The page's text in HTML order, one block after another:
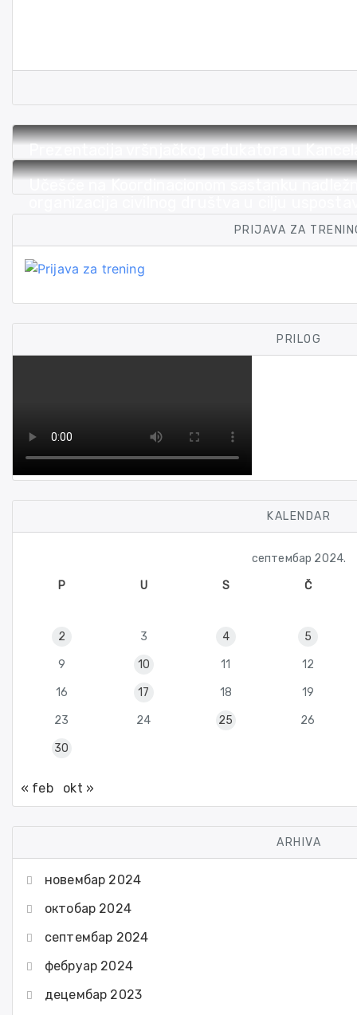
Prezentacija vršnjačkog edukatora u
Pazaru
Učešće na Koordinacionom sastanku
suzbijanje zločina iz mržnje u Republici Srbiji
PRIJAVA ZA
PRILOG
KALENDAR
септембар 2024.
P
U S Č
2 3 4 5
9 10 11 12
16 17 18 19
23 24 25 26
30
« feb okt »
ARHIVA
новембар 2024
октобар 2024
септембар 2024
фебруар 2024
децембар 2023